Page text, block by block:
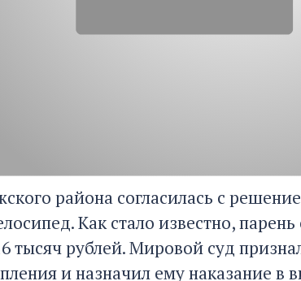
района согласилась с
Как стало известно,
тысяч рублей. Мировой суд
и назначил ему наказание в